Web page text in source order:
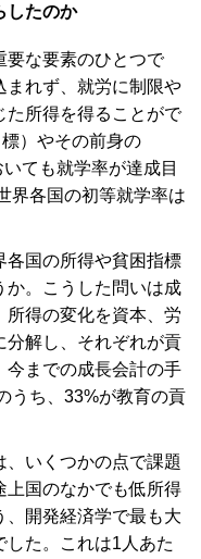
したのか
要な要素のひとつで
まれず、就労に制限や
た所得を得ることがで
標）やその前身の
ても就学率が達成目
界各国の初等就学率は
各国の所得や貧困指標
か。こうした問いは成
得の変化を資本、労
分解し、それぞれが貢
今までの成長会計の手
うち、33%が教育の貢
、いくつかの点で課題
上国のなかでも低所得
開発経済学で最も大
た。これは1人あた